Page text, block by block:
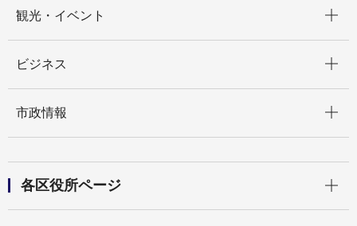
観光・イベント
ビジネス
市政情報
各区役所ページ